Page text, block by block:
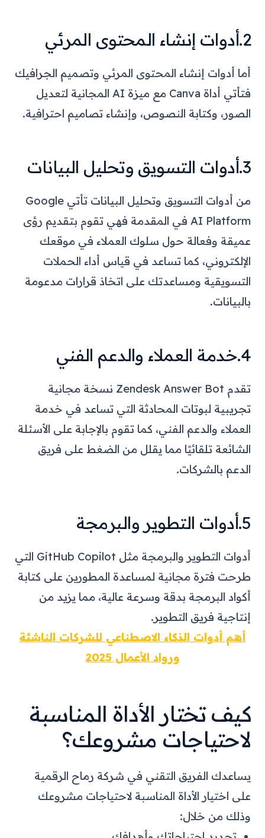
2.أدوات إنشاء المحتوى المرئي
أما أدوات إنشاء المحتوى المرئي وتصميم الجرافيك
فتأتي أداة Canva مع ميزة AI المجانية لتعديل
الصور، وكتابة النصوص، وإنشاء تصاميم احترافية.
3.أدوات التسويق وتحليل البيانات
من أدوات التسويق وتحليل البيانات تأتي Google
AI Platform في المقدمة فهي تقوم بتقديم رؤى
عميقة وفعالة حول سلوك العملاء في موقعك
الإلكتروني، كما تساعد في قياس أداء الحملات
التسويقية ومساعدتك على اتخاذ قرارات مدعومة
بالبيانات.
4.خدمة العملاء والدعم الفني
تقدم Zendesk Answer Bot نسخة مجانية
تجريبية لبوتات المحادثة التي تساعد في خدمة
العملاء والدعم الفني، كما تقوم بالإجابة على الأسئلة
الشائعة تلقائيًا مما يقلل من الضغط على فريق
الدعم بالشركات.
5.أدوات التطوير والبرمجة
أدوات التطوير والبرمجة مثل GitHub Copilot التي
طرحت فترة مجانية لمساعدة المطورين على كتابة
أكواد البرمجة بدقة وسرعة عالية، مما يزيد من
إنتاجية فريق التطوير.
أهم أدوات الذكاء الاصطناعي للشركات الناشئة
ورواد الأعمال 2025
كيف تختار الأداة المناسبة
لاحتياجات مشروعك؟
يساعدك الفريق التقني في شركة رماح الرقمية
على اختيار الأداة المناسبة لاحتياجات مشروعك
وذلك من خلال: